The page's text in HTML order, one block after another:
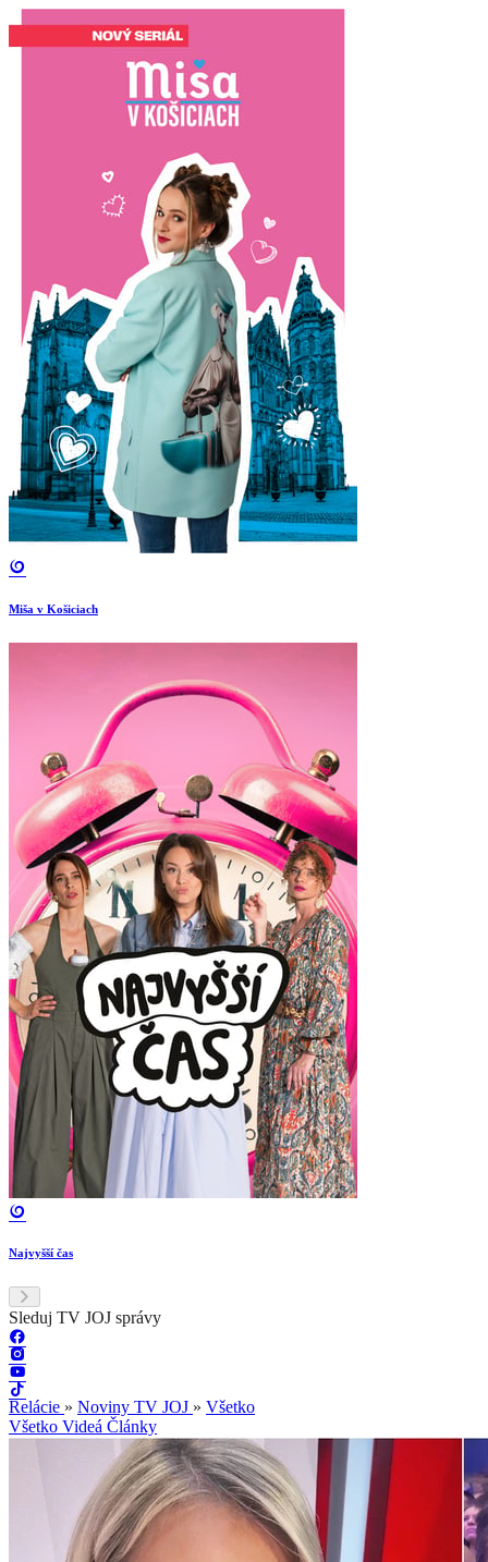
Miša v Košiciach
Najvyšší čas
Sleduj TV JOJ správy
Relácie » Noviny TV JOJ » Všetko
Všetko Videá Články